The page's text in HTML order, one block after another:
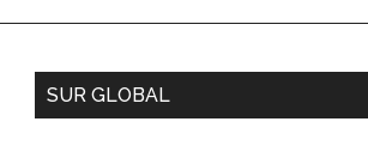
SUR GLOBAL